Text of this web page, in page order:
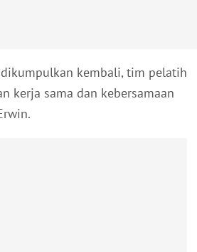
kembali, tim pelatih
kerja sama dan kebersamaan